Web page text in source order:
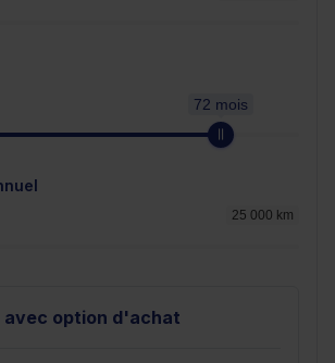
72 mois
25 000 km
avec option d'achat